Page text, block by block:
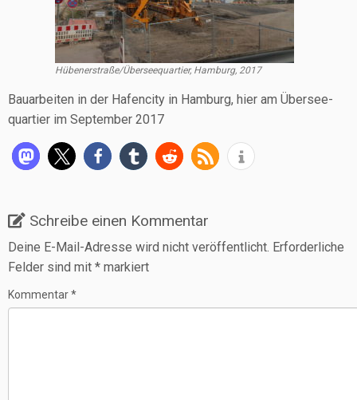
Hübenerstraße/Überseequartier, Ham­burg, 2017
Bau­ar­bei­ten in der Hafen­ci­ty in Ham­burg, hier am Über­see­
quar­tier im Sep­tem­ber 2017
Schreibe einen Kommentar
Deine E-Mail-Adresse wird nicht veröffentlicht. Erforderliche
Felder sind mit * markiert
Kommentar*